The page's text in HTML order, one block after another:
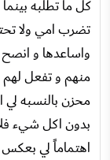
كل ما تطلبه
تضرب امي ولا
واساعدها و
منهم و تفعل لهم
محزن بالنسبه
بدون اكل شيء
اهتماماً لي